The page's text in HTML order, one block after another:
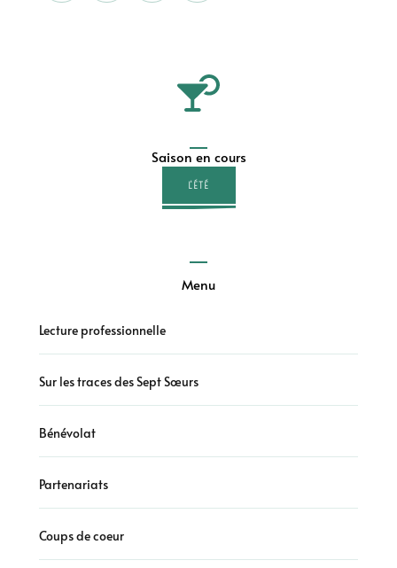
Saison en cours
L'ÉTÉ
Menu
Lecture professionnelle
Sur les traces des Sept Sœurs
Bénévolat
Partenariats
Coups de coeur